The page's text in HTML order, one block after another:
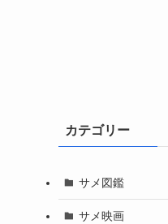
カテゴリー
サメ図鑑
サメ映画